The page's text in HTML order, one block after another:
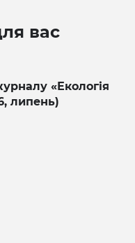
вас
«Екологія
липень)